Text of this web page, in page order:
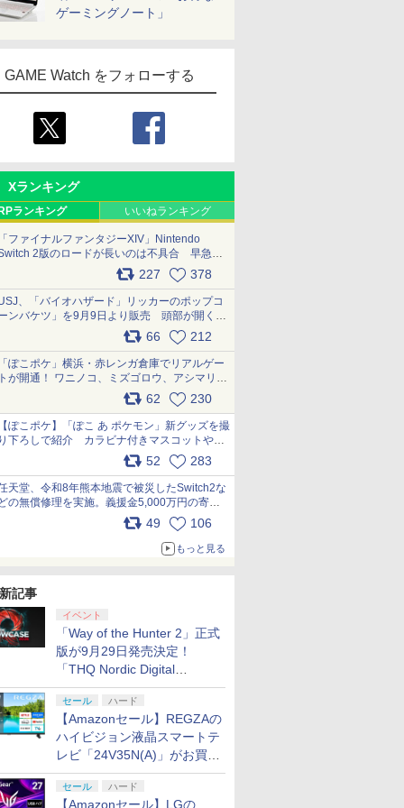
ゲーミングノート」
GAME Watch をフォローする
Xランキング
ランキング いいねランキング
ファイナルファンタジーXIV」Nintendo
2版のロードが長いのは不具合 早急に
ップデートできるよう対応中227 378
、「バイオハザード」リッカーのポップコ
ンバケツ」を9月9日より販売 頭部が開く仕
み。味は恐怖を堪のう「味噌フレーバー」
66 212
ぽこポケ」横浜・赤レンガ倉庫でリアルゲー
が開通！ ワニノコ、ミズゴロウ、アシマリ登
場シーンをレポート pic.x.com/LDgEByVl6D
62 230
ぽこポケ】「ぽこ あ ポケモン」新グッズを撮
下ろしで紹介 カラビナ付きマスコットやス
52 283
天堂、令和8年熊本地震で被災したSwitch2な
の無償修理を実施。義援金5,000万円の寄付
も発表 pic.x.com/BAYsMfUfUC
49 106
もっと見る
記事
イベント
「Way of the Hunter 2」正式
版が9月29日発売決定！
「THQ Nordic Digital
Showcase 2026」まとめ
セール ハード
【Amazonセール】REGZAの
ハイビジョン液晶スマートテ
レビ「24V35N(A)」がお買い
得！
セール ハード
【Amazonセール】LGの